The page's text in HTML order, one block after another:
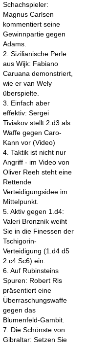
Schachspieler:
Magnus Carlsen
kommentiert seine
Gewinnpartie gegen
Adams.
2. Sizilianische Perle
aus Wijk: Fabiano
Caruana demonstriert,
wie er van Wely
überspielte.
3. Einfach aber
effektiv: Sergei
Tiviakov stellt 2.d3 als
Waffe gegen Caro-
Kann vor (Video)
4. Taktik ist nicht nur
Angriff - im Video von
Oliver Reeh steht eine
Rettende
Verteidigungsidee im
Mittelpunkt.
5. Aktiv gegen 1.d4:
Valeri Bronznik weiht
Sie in die Finessen der
Tschigorin-
Verteidigung (1.d4 d5
2.c4 Sc6) ein.
6. Auf Rubinsteins
Spuren: Robert Ris
präsentiert eine
Überraschungswaffe
gegen das
Blumenfeld-Gambit.
7. Die Schönste von
Gibraltar: Setzen Sie